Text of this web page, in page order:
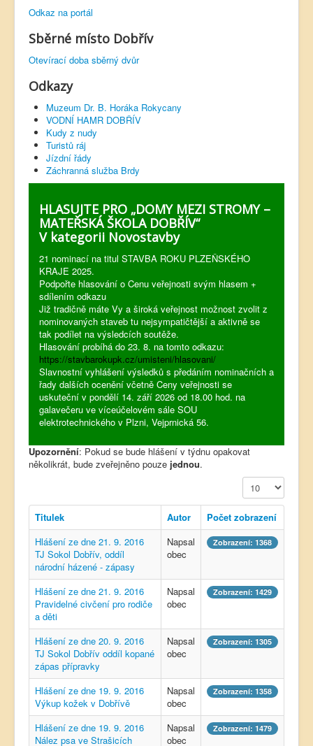
Odkaz na portál
Sběrné místo Dobřív
Otevírací doba sběrný dvůr
Odkazy
Muzeum Dr. B. Horáka Rokycany
VODNÍ HAMR DOBŘÍV
Kudy z nudy
Turistů ráj
Jízdní řády
Záchranná služba Brdy
HLASUJTE PRO „DOMY MEZI STROMY –
MATEŘSKÁ ŠKOLA DOBŘÍV“
V kategorii Novostavby
21 nominací na titul STAVBA ROKU PLZEŇSKÉHO
KRAJE 2025.
Podpořte hlasování o Cenu veřejnosti svým hlasem +
sdílením odkazu
Již tradičně máte Vy a široká veřejnost možnost zvolit z
nominovaných staveb tu nejsympatičtější a aktivně se
tak podílet na výsledcích soutěže.
Hlasování probíhá do 23. 8. na tomto odkazu:
https://stavbarokupk.cz/umisteni/hlasovani/
Slavnostní vyhlášení výsledků s předáním nominačních a
řady dalších ocenění včetně Ceny veřejnosti se
uskuteční v pondělí 14. září 2026 od 18.00 hod. na
galavečeru ve víceúčelovém sále SOU
elektrotechnického v Plzni, Vejprnická 56.
Upozornění: Pokud se bude hlášení v týdnu opakovat
několikrát, bude zveřejněno pouze jednou.
Počet zobrazení
Titulek Autor
Počet zobrazení
Hlášení ze dne 21. 9. 2016
TJ Sokol Dobřív, oddíl
národní házené - zápasy
Napsal
obec
Zobrazení: 1368
Hlášení ze dne 21. 9. 2016
Pravidelné civčení pro rodiče
a děti
Napsal
obec
Zobrazení: 1429
Hlášení ze dne 20. 9. 2016
TJ Sokol Dobřív oddíl kopané
zápas přípravky
Napsal
obec
Zobrazení: 1305
Hlášení ze dne 19. 9. 2016
Výkup kožek v Dobřívě
Napsal
obec
Zobrazení: 1358
Hlášení ze dne 19. 9. 2016
Nález psa ve Strašicích
Napsal
obec
Zobrazení: 1479